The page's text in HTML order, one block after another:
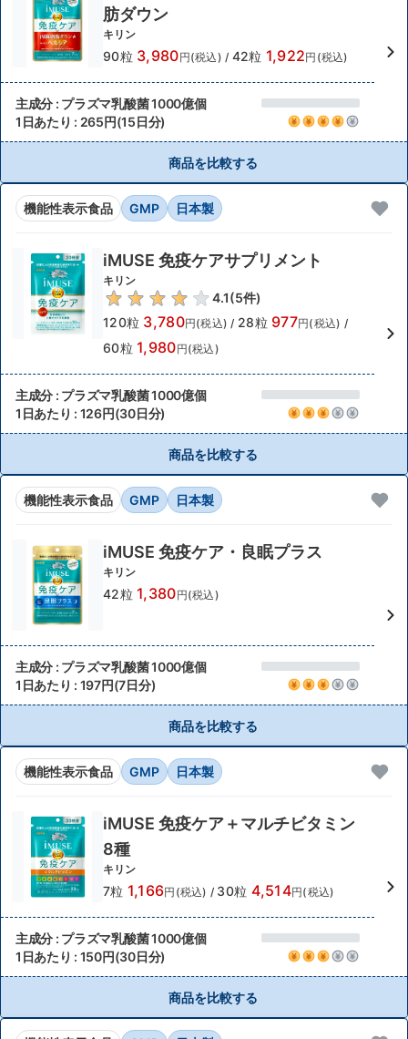
肪ダウン
キリン
90粒 3,980円(税込) / 42粒 1,922円(税込)
主成分 : プラズマ乳酸菌 1000億個
1日あたり : 265円(15日分)
商品を比較する
機能性表示食品 GMP 日本製
iMUSE 免疫ケアサプリメント
キリン
4.1(5件)
120粒 3,780円(税込) / 28粒 977円(税込) /
60粒 1,980円(税込)
主成分 : プラズマ乳酸菌 1000億個
1日あたり : 126円(30日分)
商品を比較する
機能性表示食品 GMP 日本製
iMUSE 免疫ケア・良眠プラス
キリン
42粒 1,380円(税込)
主成分 : プラズマ乳酸菌 1000億個
1日あたり : 197円(7日分)
商品を比較する
機能性表示食品 GMP 日本製
iMUSE 免疫ケア＋マルチビタミン
8種
キリン
7粒 1,166円(税込) / 30粒 4,514円(税込)
主成分 : プラズマ乳酸菌 1000億個
1日あたり : 150円(30日分)
商品を比較する